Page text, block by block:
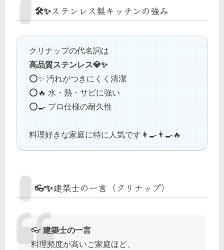
🛠️✨ステンレス製キッチンの強み
クリナップの代名詞は
高品質ステンレス💎✨
⭕️✨ 汚れがつきにくく清潔
⭕️🔥 水・熱・サビに強い
⭕️🍳 プロ仕様の耐久性
料理好きな家庭に特に人気です👩‍🍳👨‍🍳🔥
👓✨建築士の一言（クリナップ）
👓 建築士の一言
料理頻度が高いご家庭ほど、